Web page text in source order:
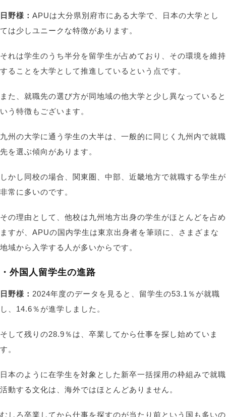
日野様： APUは大分県別府市にある大学で、日本の大学とし
ては少しユニークな特徴があります。
それは学生のうち半分を留学生が占めており、その環境を維持
することを大学として推進しているという点です。
また、就職先の選び方が同地域の他大学と少し異なっていると
いう特徴もございます。
九州の大学に通う学生の大半は、一般的に同じく九州内で就職
先を選ぶ傾向があります。
しかし同校の場合、関東圏、中部、近畿地方で就職する学生が
非常に多いのです。
その理由として、他校は九州地方出身の学生がほとんどを占め
ますが、APUの国内学生は東京出身者を筆頭に、さまざまな
地域から入学する人が多いからです。
・外国人留学生の進路
日野様： 2024年度のデータを見ると、留学生の53.1％が就職
し、14.6％が進学しました。
そして残りの28.9％は、卒業してから仕事を探し始めていま
す。
日本のように在学生を対象とした新卒一括採用の枠組みで就職
活動する文化は、海外ではほとんどありません。
むしろ卒業してから仕事を探すのが当たり前という国も多いの